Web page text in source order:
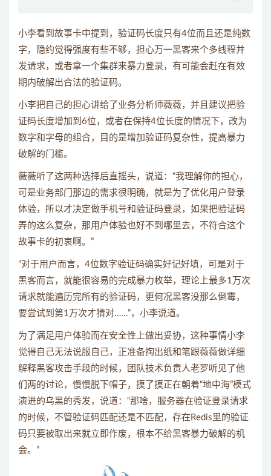
小李看到故事卡中提到，验证码长度只有4位而且还是纯数
字，隐约觉得强度有些不够，担心万一黑客来个多线程并
发请求，或者拿一个集群来暴力登录，有可能会赶在有效
期内破解出合法的验证码。
小李把自己的担心讲给了业务分析师薇薇，并且建议把验
证码长度增加到6位，或者在保持4位长度的情况下，改为
数字和字母的组合，目的是增加验证码复杂性，提高暴力
破解的门槛。
薇薇听了这两种选择后直摇头，说道：“我理解你的担心，
可是业务部门那边的需求很明确，就是为了优化用户登录
体验，所以才决定做手机号和验证码登录，如果把验证码
弄的这么复杂，那用户体验也好不到哪里去，不符合这个
故事卡的初衷啊。”
“对于用户而言，4位数字验证码确实好记好填，可是对于
黑客而言，就能很容易的完成暴力枚举，理论上最多1万次
请求就能遍历完所有的验证码，更何况黑客没那么倒霉，
要尝试到第1万次才猜对……”，小李说道。
为了满足用户体验而在安全性上做出妥协，这种事情小李
觉得自己无法说服自己，正准备掏出纸和笔跟薇薇做详细
解释黑客攻击手段的时候，团队技术负责人老罗听见了他
们两的讨论，慢慢脱下帽子，摸了摸正在朝着“地中海”模式
演进的乌黑的秀发，说道：“那啥，服务器在验证登录请求
的时候，不管验证码匹配还是不匹配，存在Redis里的验证
码只要被取出来就立即作废，根本不给黑客暴力破解的机
会。”